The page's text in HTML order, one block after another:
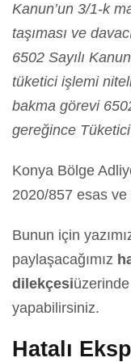
Kanun’un 3/1-k
taşıması ve
6502 Sayılı
tüketici işlemi
bakma görevi
gereğince
Konya Bölge
2020/857 esas ve
Bunun için
paylaşacağımız
dilekçesi
yapabilirsiniz.
Hatalı